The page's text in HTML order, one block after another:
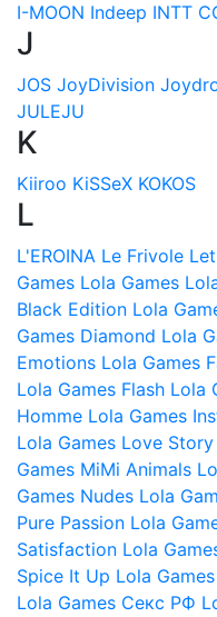
I-MOON Indeep INTT
J
JOS JoyDivision
JULEJU
K
Kiiroo KiSSeX KOKOS
L
L'EROINA Le Frivole
Games Lola Games
Black Edition Lola
Games Diamond Lola
Emotions Lola Games
Lola Games Flash Lola
Homme Lola Games
Lola Games Love Story
Games MiMi Animals
Games Nudes Lola
Pure Passion Lola
Satisfaction Lola
Spice It Up Lola
Lola Games Секс РФ